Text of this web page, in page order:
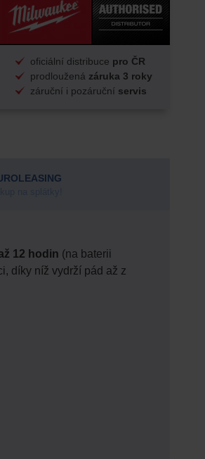
oficiální distribuce pro ČR
prodloužená záruka 3 roky
záruční i pozáruční servis
12 hodin (na baterii
díky níž vydrží pád až z